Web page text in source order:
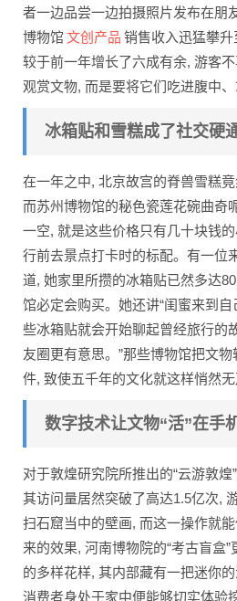
者一边品尝一边拍摄照片发布在朋
博物馆 文创产品 销售收入迅猛攀
较于前一年增长了六成有余, 游客
观赏文物, 而是要将它们吃进腹中、
冰箱贴和雪糕成了社交硬
在一年之中, 北京故宫的脊兽雪糕
而苏州博物馆的秘色瓷莲花碗曲奇
一空, 就是这些价格只有几十块钱
行前去景点打卡时的标配。有一位
道, 她家里所攒的冰箱贴已然多达
馆必定会购买。她还讲“闺蜜来到
些冰箱贴就会开始聊起曾经旅行的
友圈更有意思。”那些博物馆把文
件, 致使五千年的文化就这样悄然无
数字技术让文物“活”在手
对于敦煌研究院所推出的“云游敦
其访问量居然突破了高达1.5亿次,
扫石窟当中的壁画, 而这一操作就
来的效果, 河南博物院的“考古盲盒
的多样花样, 其内部藏有一把迷你
消费者身处于家中便能够切实体验